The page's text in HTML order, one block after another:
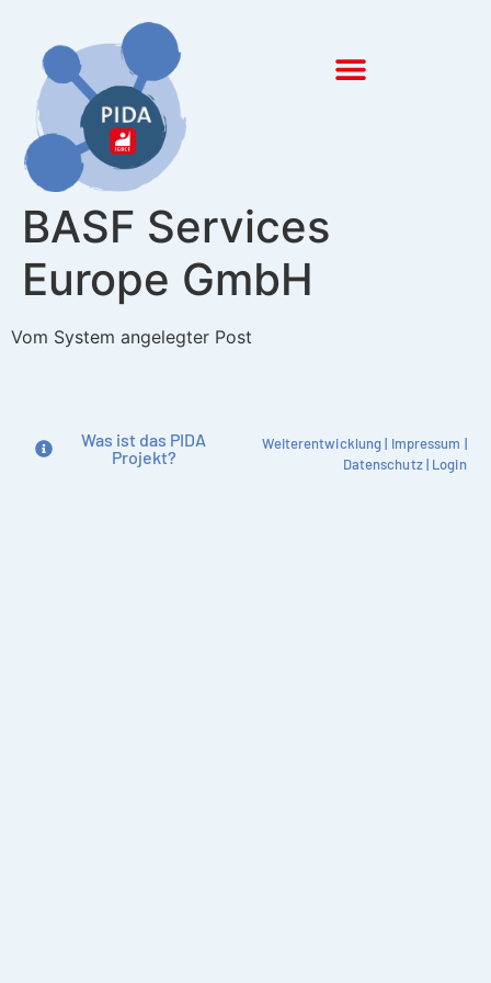
BASF Services
Europe GmbH
Vom System angelegter Post
Was ist das PIDA
Projekt?
Weiterentwicklung| Impressum |
Datenschutz| Login